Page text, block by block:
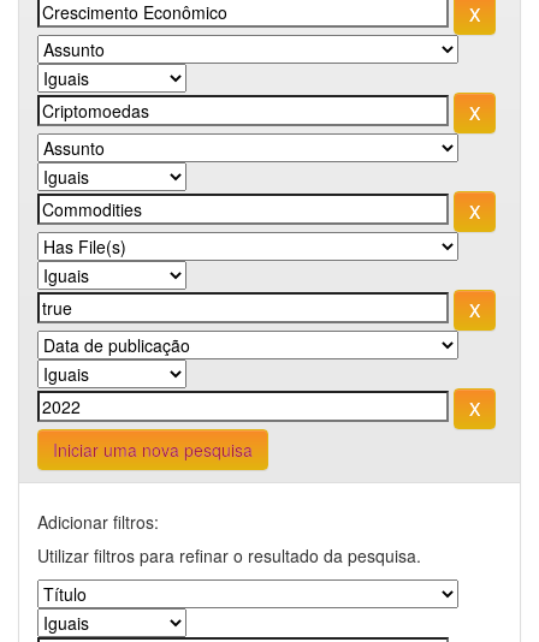
Iniciar uma nova pesquisa
Adicionar filtros:
Utilizar filtros para refinar o resultado da pesquisa.